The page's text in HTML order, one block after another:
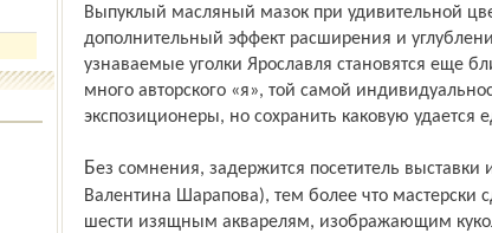
Выпуклый масляный мазок при удивительной
дополнительный эффект расширения и
узнаваемые уголки Ярославля становятся еще
много авторского «я», той самой
экспозиционеры, но сохранить каковую удается
Без сомнения, задержится посетитель выставки и около куклы-марионетки (автор –
Валентина Шарапова), тем более что мастерски
шести изящным акварелям, изображающим